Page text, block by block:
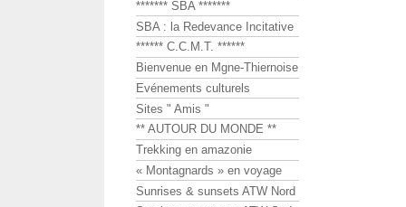
******* SBA *******
SBA : la Redevance Incitative
****** C.C.M.T. ******
Bienvenue en Mgne-Thiernoise
Evénements culturels
Sites " Amis "
** AUTOUR DU MONDE **
Trekking en amazonie
« Montagnards » en voyage
Sunrises & sunsets ATW Nord